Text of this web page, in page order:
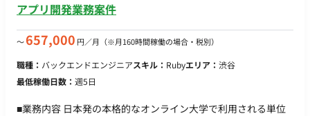
アプリ開発業務案件
〜657,000 円／月 （※月160時間稼働の場合・税別）
職種： バックエンドエンジニアスキル： Rubyエリア： 渋谷
最低稼働日数： 週5日
■業務内容 日本発の本格的なオンライン大学で利用される単位